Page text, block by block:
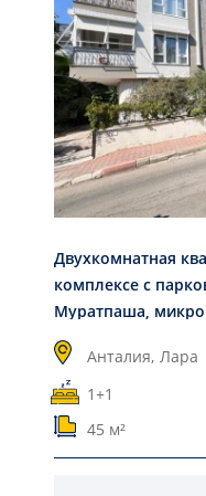
Двухкомнатная
комплексе с
Муратпаша,
Анталия, Лара
1+1
45 м²